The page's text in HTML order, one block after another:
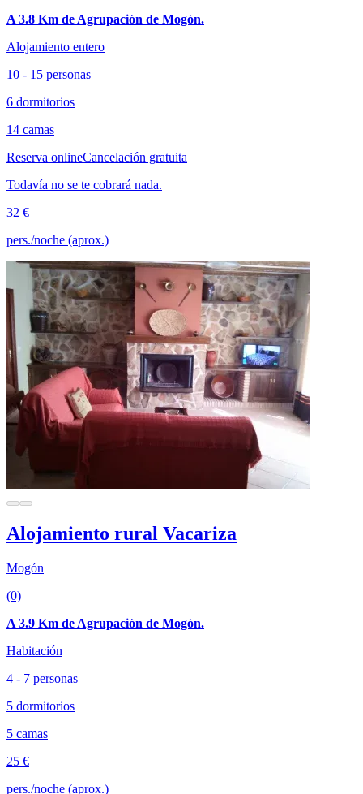
A 3.8 Km de Agrupación de Mogón.
Alojamiento entero
10 - 15 personas
6 dormitorios
14 camas
Reserva onlineCancelación gratuita
Todavía no se te cobrará nada.
32 €
pers./noche (aprox.)
Alojamiento rural Vacariza
Mogón
(0)
A 3.9 Km de Agrupación de Mogón.
Habitación
4 - 7 personas
5 dormitorios
5 camas
25 €
pers./noche (aprox.)